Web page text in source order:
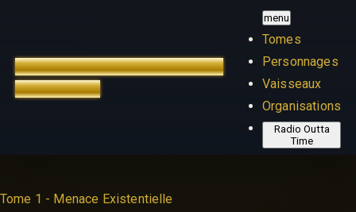
TREK OUTTA TIMEÉDITION
FRANÇAISE
menu
Tomes
Personnages
Vaisseaux
Organisations
Radio Outta
Time
Tome 1 - Menace Existentielle